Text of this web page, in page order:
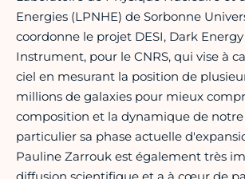
Energies (LPNHE) de Sorbonne
coordonne le projet DESI, Dark
Instrument, pour le CNRS, qui vise à
ciel en mesurant la position de
millions de galaxies pour mieux
composition et la dynamique de notre
particulier sa phase actuelle
Pauline Zarrouk est également très